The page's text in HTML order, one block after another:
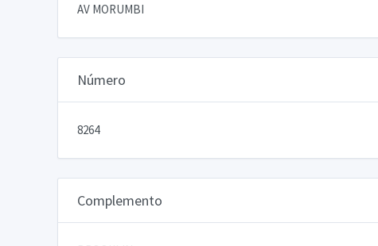
AV MORUMBI
Número
8264
Complemento